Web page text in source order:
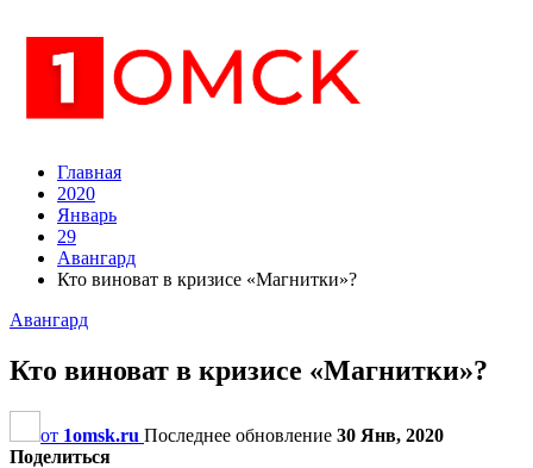
Главная
2020
Январь
29
Авангард
Кто виноват в кризисе «Магнитки»?
Авангард
Кто виноват в кризисе «Магнитки»?
от 1omsk.ru Последнее обновление 30 Янв, 2020
Поделиться